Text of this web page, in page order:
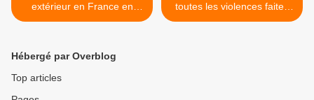
extérieur en France en
2017
toutes les violences faites
aux femmes >
Hébergé par Overblog
Top articles